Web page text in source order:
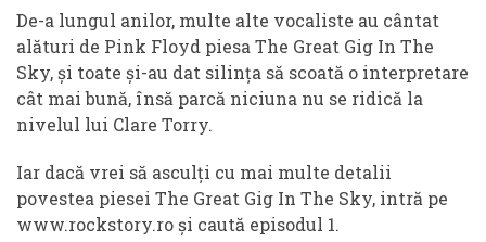
De-a lungul anilor, multe alte vocaliste au cântat
alături de Pink Floyd piesa The Great Gig In The
Sky, și toate și-au dat silința să scoată o interpretare
cât mai bună, însă parcă niciuna nu se ridică la
nivelul lui Clare Torry.
Iar dacă vrei să asculți cu mai multe detalii
povestea piesei The Great Gig In The Sky, intră pe
www.rockstory.ro și caută episodul 1.